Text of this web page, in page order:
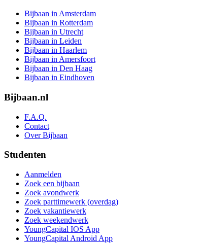
Bijbaan in Amsterdam
Bijbaan in Rotterdam
Bijbaan in Utrecht
Bijbaan in Leiden
Bijbaan in Haarlem
Bijbaan in Amersfoort
Bijbaan in Den Haag
Bijbaan in Eindhoven
Bijbaan.nl
F.A.Q.
Contact
Over Bijbaan
Studenten
Aanmelden
Zoek een bijbaan
Zoek avondwerk
Zoek parttimewerk (overdag)
Zoek vakantiewerk
Zoek weekendwerk
YoungCapital IOS App
YoungCapital Android App